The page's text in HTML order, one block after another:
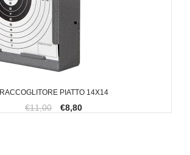
RACCOGLITORE PIATTO 14X14
€11,00 €8,80